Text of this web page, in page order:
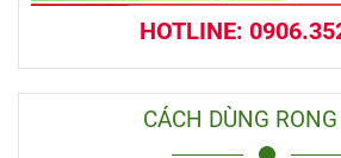
HOTLINE:
CÁCH DÙNG